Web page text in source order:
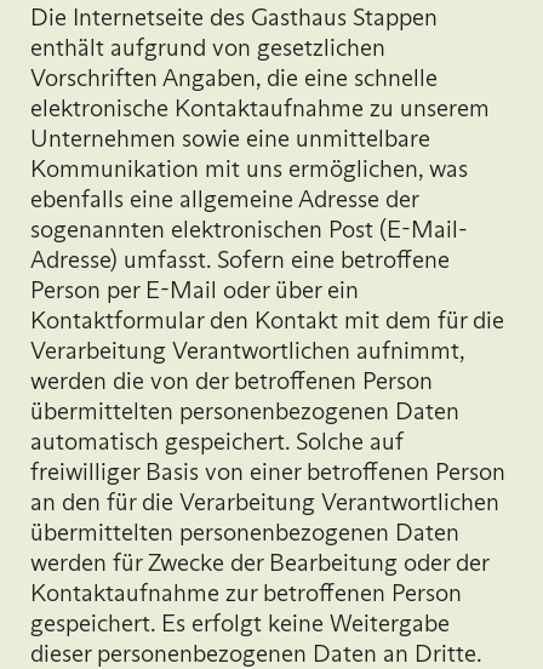
Die Internetseite des Gasthaus Stappen
enthält aufgrund von gesetzlichen
Vorschriften Angaben, die eine schnelle
elektronische Kontaktaufnahme zu unserem
Unternehmen sowie eine unmittelbare
Kommunikation mit uns ermöglichen, was
ebenfalls eine allgemeine Adresse der
sogenannten elektronischen Post (E-Mail-
Adresse) umfasst. Sofern eine betroffene
Person per E-Mail oder über ein
Kontaktformular den Kontakt mit dem für die
Verarbeitung Verantwortlichen aufnimmt,
werden die von der betroffenen Person
übermittelten personenbezogenen Daten
automatisch gespeichert. Solche auf
freiwilliger Basis von einer betroffenen Person
an den für die Verarbeitung Verantwortlichen
übermittelten personenbezogenen Daten
werden für Zwecke der Bearbeitung oder der
Kontaktaufnahme zur betroffenen Person
gespeichert. Es erfolgt keine Weitergabe
dieser personenbezogenen Daten an Dritte.